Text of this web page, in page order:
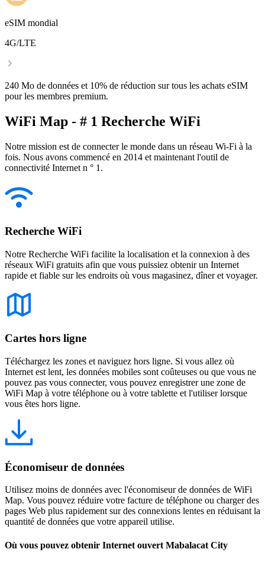
eSIM mondial
4G/LTE
240 Mo de données et 10% de réduction sur tous les achats eSIM
pour les membres premium.
WiFi Map - # 1 Recherche WiFi
Notre mission est de connecter le monde dans un réseau Wi-Fi à la
fois. Nous avons commencé en 2014 et maintenant l'outil de
connectivité Internet n ° 1.
Recherche WiFi
Notre Recherche WiFi facilite la localisation et la connexion à des
réseaux WiFi gratuits afin que vous puissiez obtenir un Internet
rapide et fiable sur les endroits où vous magasinez, dîner et voyager.
Cartes hors ligne
Téléchargez les zones et naviguez hors ligne. Si vous allez où
Internet est lent, les données mobiles sont coûteuses ou que vous ne
pouvez pas vous connecter, vous pouvez enregistrer une zone de
WiFi Map à votre téléphone ou à votre tablette et l'utiliser lorsque
vous êtes hors ligne.
Économiseur de données
Utilisez moins de données avec l'économiseur de données de WiFi
Map. Vous pouvez réduire votre facture de téléphone ou charger des
pages Web plus rapidement sur des connexions lentes en réduisant la
quantité de données que votre appareil utilise.
Où vous pouvez obtenir Internet ouvert Mabalacat City